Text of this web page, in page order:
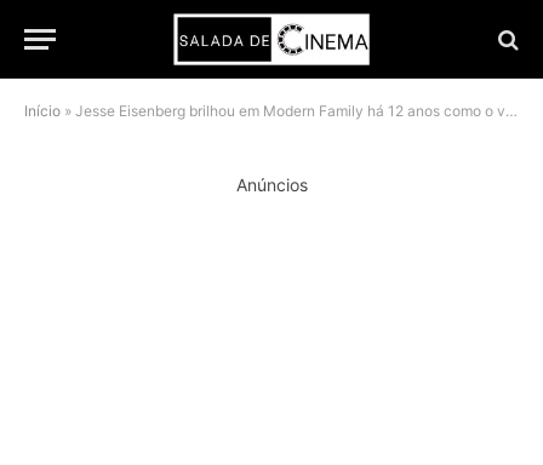
Início » Jesse Eisenberg brilhou em Modern Family há 12 anos como o vizinho mais crítico da série
Anúncios